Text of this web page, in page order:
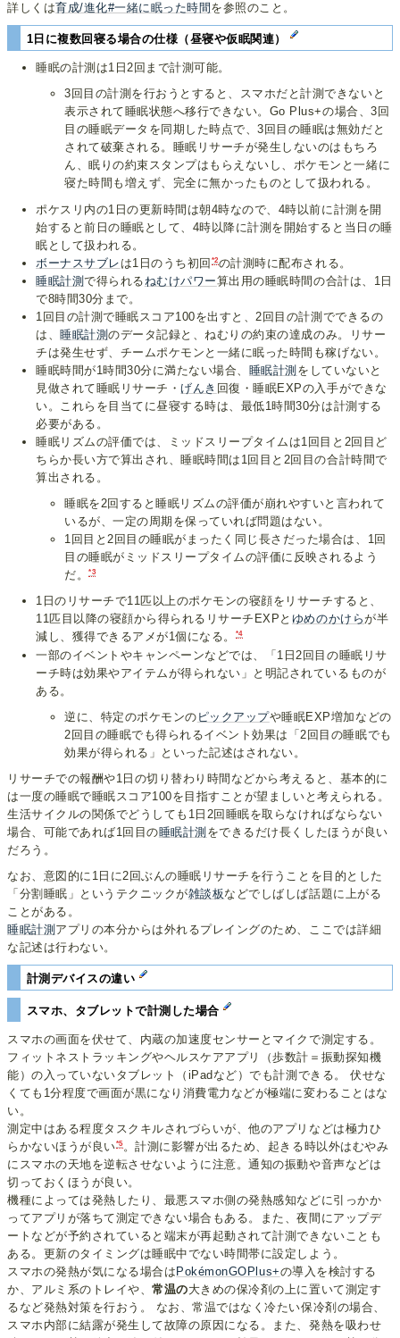
詳しくは育成/進化#一緒に眠った時間 を参照のこと。
1日に複数回寝る場合の仕様（昼寝や仮眠関連）
睡眠の計測は1日2回まで計測可能。
3回目の計測を行おうとすると、スマホだと計測できないと
表示されて睡眠状態へ移行できない。Go Plus+の場合、3回
目の睡眠データを同期した時点で、3回目の睡眠は無効だと
されて破棄される。睡眠リサーチが発生しないのはもちろ
ん、眠りの約束スタンプはもらえないし、ポケモンと一緒に
寝た時間も増えず、完全に無かったものとして扱われる。
ポケスリ内の1日の更新時間は朝4時なので、4時以前に計測を開
始すると前日の睡眠として、4時以降に計測を開始すると当日の睡
眠として扱われる。
ボーナスサブレ は1日のうち初回 *2の計測時に配布される。
睡眠計測で得られるねむけパワー算出用の睡眠時間の合計は、1日
で8時間30分まで。
1回目の計測で睡眠スコア100を出すと、2回目の計測でできるの
は、 睡眠計測のデータ記録と、ねむりの約束の達成のみ。リサー
チは発生せず、チームポケモンと一緒に眠った時間も稼げない。
睡眠時間が1時間30分に満たない場合、 睡眠計測 をしていないと
見做されて睡眠リサーチ・げんき 回復・睡眠EXPの入手ができな
い。これらを目当てに昼寝する時は、最低1時間30分は計測する
必要がある。
睡眠リズムの評価では、ミッドスリープタイムは1回目と2回目ど
ちらか長い方で算出され、睡眠時間は1回目と2回目の合計時間で
算出される。
睡眠を2回すると睡眠リズムの評価が崩れやすいと言われて
いるが、一定の周期を保っていれば問題はない。
1回目と2回目の睡眠がまったく同じ長さだった場合は、1回
目の睡眠がミッドスリープタイムの評価に反映されるよう
だ。*3
1日のリサーチで11匹以上のポケモンの寝顔をリサーチすると、
11匹目以降の寝顔から得られるリサーチEXPと ゆめのかけらが半
減し、獲得できるアメが1個になる。
*4
一部のイベントやキャンペーンなどでは、「1日2回目の睡眠リサ
ーチ時は効果やアイテムが得られない」と明記されているものが
ある。
逆に、特定のポケモンの ピックアップや睡眠EXP増加などの
2回目の睡眠でも得られるイベント効果は「2回目の睡眠でも
効果が得られる」といった記述はされない。
リサーチでの報酬や1日の切り替わり時間などから考えると、基本的に
は一度の睡眠で睡眠スコア100を目指すことが望ましいと考えられる。
生活サイクルの関係でどうしても1日2回睡眠を取らなければならない
場合、可能であれば1回目の睡眠計測 をできるだけ長くしたほうが良い
だろう。
なお、意図的に1日に2回ぶんの睡眠リサーチを行うことを目的とした
「分割睡眠」というテクニックが雑談板などでしばしば話題に上がる
ことがある。
睡眠計測 アプリの本分からは外れるプレイングのため、ここでは詳細
な記述は行わない。
計測デバイスの違い
スマホ、タブレットで計測した場合
スマホの画面を伏せて、内蔵の加速度センサーとマイクで測定する。
フィットネストラッキングやヘルスケアアプリ（歩数計＝振動探知機
能）の入っていないタブレット（iPadなど）でも計測できる。 伏せな
くても1分程度で画面が黒になり消費電力などが極端に変わることはな
い。
測定中はある程度タスクキルされづらいが、他のアプリなどは極力ひ
らかないほうが良い*5。計測に影響が出るため、起きる時以外はむやみ
にスマホの天地を逆転させないように注意。通知の振動や音声などは
切っておくほうが良い。
機種によっては発熱したり、最悪スマホ側の発熱感知などに引っかか
ってアプリが落ちて測定できない場合もある。また、夜間にアップデ
ートなどが予約されていると端末が再起動されて計測できないことも
ある。更新のタイミングは睡眠中でない時間帯に設定しよう。
スマホの発熱が気になる場合は PokémonGOPlus+の導入を検討する
か、アルミ系のトレイや、常温の大きめの保冷剤の上に置いて測定す
るなど発熱対策を行おう。 なお、常温ではなく冷たい保冷剤の場合、
スマホ内部に結露が発生して故障の原因になる。また、発熱を吸わせ